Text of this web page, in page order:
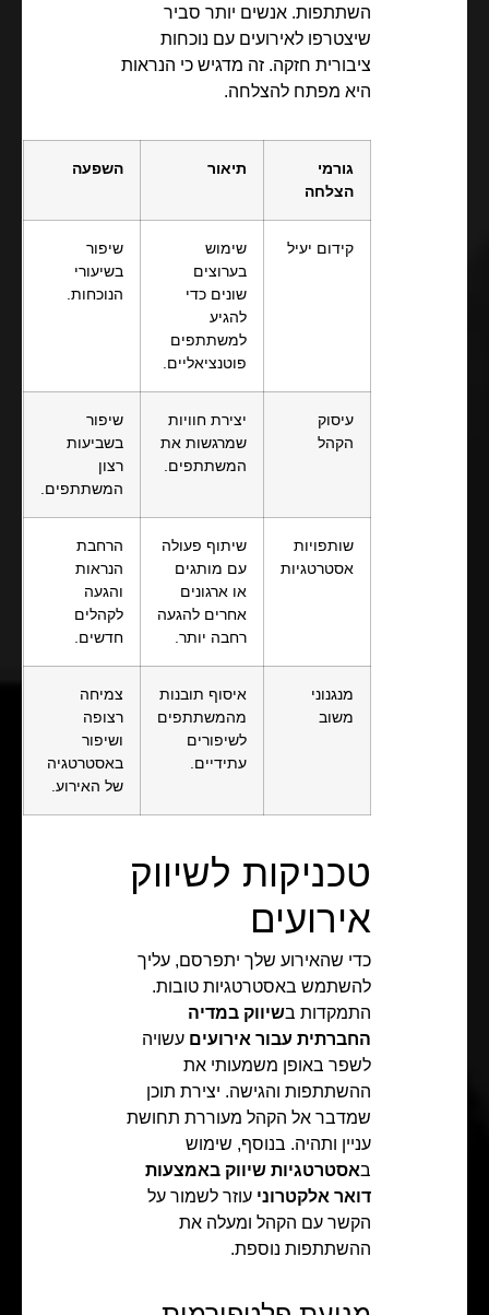
השתתפות. אנשים יותר סביר
שיצטרפו לאירועים עם נוכחות
ציבורית חזקה. זה מדגיש כי הנראות
היא מפתח להצלחה.
גורמי
הצלחה
תיאור השפעה
קידום יעיל
שימוש
בערוצים
שונים כדי
להגיע
למשתתפים
פוטנציאליים.
שיפור
בשיעורי
הנוכחות.
עיסוק
הקהל
יצירת חוויות
שמרגשות את
המשתתפים.
שיפור
בשביעות
רצון
המשתתפים.
שותפויות
אסטרטגיות
שיתוף פעולה
עם מותגים
או ארגונים
אחרים להגעה
רחבה יותר.
הרחבת
הנראות
והגעה
לקהלים
חדשים.
מנגנוני
משוב
איסוף תובנות
מהמשתתפים
לשיפורים
עתידיים.
צמיחה
רצופה
ושיפור
באסטרטגיה
של האירוע.
טכניקות לשיווק
אירועים
כדי שהאירוע שלך יתפרסם, עליך
להשתמש באסטרטגיות טובות.
התמקדות בשיווק במדיה
החברתית עבור אירועים עשויה
לשפר באופן משמעותי את
ההשתתפות והגישה. יצירת תוכן
שמדבר אל הקהל מעוררת תחושת
עניין ותהיה. בנוסף, שימוש
באסטרטגיות שיווק באמצעות
דואר אלקטרוני עוזר לשמור על
הקשר עם הקהל ומעלה את
ההשתתפות נוספת.